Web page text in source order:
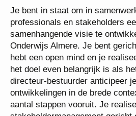
Je bent in staat om in
professionals en stakeholders
samenhangende visie te
Onderwijs Almere. Je bent
samenwerking, hebt een open
je dat de weg naar het doel even
doel zelf. Als directeur-
relevante ontwikkelingen in de
denk je een aantal stappen